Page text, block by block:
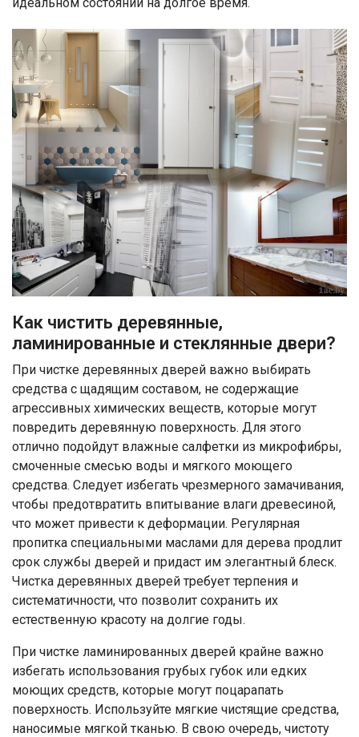
Как чистить деревянные,
ламинированные и стеклянные двери?
При чистке деревянных дверей важно выбирать
средства с щадящим составом, не содержащие
агрессивных химических веществ, которые могут
повредить деревянную поверхность. Для этого
отлично подойдут влажные салфетки из микрофибры,
смоченные смесью воды и мягкого моющего
средства. Следует избегать чрезмерного замачивания,
чтобы предотвратить впитывание влаги древесиной,
что может привести к деформации. Регулярная
пропитка специальными маслами для дерева продлит
срок службы дверей и придаст им элегантный блеск.
Чистка деревянных дверей требует терпения и
систематичности, что позволит сохранить их
естественную красоту на долгие годы.
При чистке ламинированных дверей крайне важно
избегать использования грубых губок или едких
моющих средств, которые могут поцарапать
поверхность. Используйте мягкие чистящие средства,
наносимые мягкой тканью. В свою очередь, чистоту